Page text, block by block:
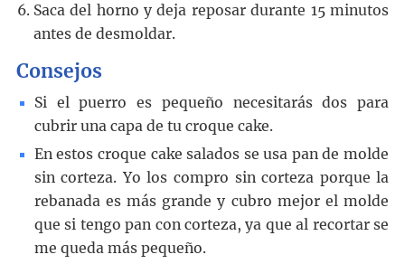
Saca del horno y deja reposar durante 15 minutos
antes de desmoldar.
Consejos
Si el puerro es pequeño necesitarás dos para
cubrir una capa de tu croque cake.
En estos croque cake salados se usa pan de molde
sin corteza. Yo los compro sin corteza porque la
rebanada es más grande y cubro mejor el molde
que si tengo pan con corteza, ya que al recortar se
me queda más pequeño.